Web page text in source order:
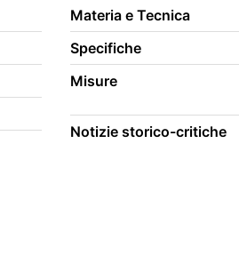
Materia e Tecnica
Specifiche
Misure
Notizie storico-critiche